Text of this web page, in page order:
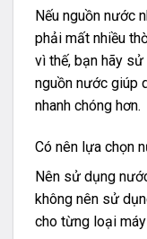
Nếu nguồn nước
phải mất nhiều
vì thế, bạn hãy
nguồn nước giúp
nhanh chóng hơn.
Có nên lựa chọn
Nên sử dụng
không nên sử
cho từng loại